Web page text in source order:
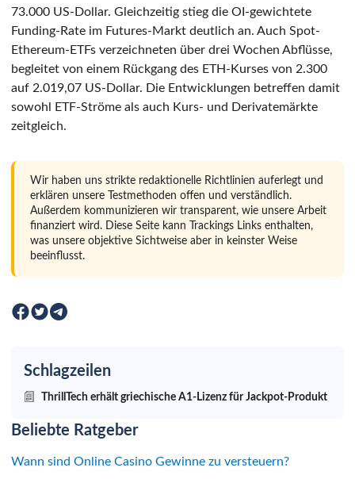
73.000 US-Dollar. Gleichzeitig stieg die OI-gewichtete
Funding-Rate im Futures-Markt deutlich an. Auch Spot-
Ethereum-ETFs verzeichneten über drei Wochen Abflüsse,
begleitet von einem Rückgang des ETH-Kurses von 2.300
auf 2.019,07 US-Dollar. Die Entwicklungen betreffen damit
sowohl ETF-Ströme als auch Kurs- und Derivatemärkte
zeitgleich.
Wir haben uns strikte redaktionelle Richtlinien auferlegt und
erklären unsere Testmethoden offen und verständlich.
Außerdem kommunizieren wir transparent, wie unsere Arbeit
finanziert wird. Diese Seite kann Trackings Links enthalten,
was unsere objektive Sichtweise aber in keinster Weise
beeinflusst.
Schlagzeilen
ThrillTech erhält griechische A1-Lizenz für Jackpot-Produkt
Beliebte Ratgeber
Wann sind Online Casino Gewinne zu versteuern?